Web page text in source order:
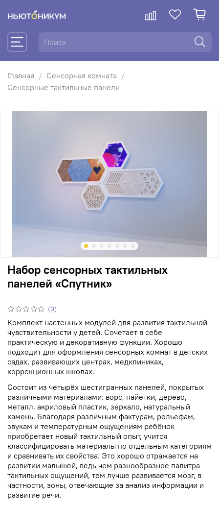
Главная
Сенсорная комната
Сенсорные тактильные панели
(0)
Набор сенсорных тактильных
панелей «Спутник»
Комплект настенных модулей для развития тактильной
чувствительности у детей. Сочетает в себе
практическую и декоративную функции. Хорошо
подходит для оформления сенсорных комнат в детских
садах, развивающих центрах, медклиниках,
коррекционных школах.
Состоит из четырёх шестигранных панелей, покрытых
различными материалами: ворс, пайетки, дерево,
металл, акриловый пластик, зеркало, натуральный
камень. Благодаря различным фактурам, рельефам,
звукам и температурным ощущениям ребёнок
приобретает новый тактильный опыт, учится
классифицировать материалы по отдельным категориям
и сравнивать их свойства. Это хорошо отражается на
развитии малышей, ведь чем разнообразнее палитра
тактильных ощущений, тем лучше развивается мозг, в
частности, зоны, отвечающие за анализ информации и
развитие речи.